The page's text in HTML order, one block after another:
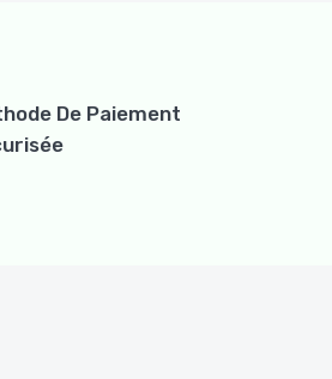
De Paiement